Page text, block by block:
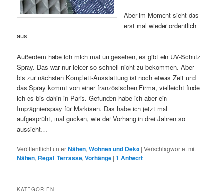
Aber im Moment sieht das
erst mal wieder ordentlich
aus.
Außerdem habe ich mich mal umgesehen, es gibt ein UV-Schutz
Spray. Das war nur leider so schnell nicht zu bekommen. Aber
bis zur nächsten Komplett-Ausstattung ist noch etwas Zeit und
das Spray kommt von einer französischen Firma, vielleicht finde
ich es bis dahin in Paris. Gefunden habe ich aber ein
Imprägnierspray für Markisen. Das habe ich jetzt mal
aufgesprüht, mal gucken, wie der Vorhang in drei Jahren so
aussieht…
Veröffentlicht unterNähen,Wohnen und Deko |Verschlagwortet mit
Nähen, Regal,Terrasse,Vorhänge |1 Antwort
KATEGORIEN